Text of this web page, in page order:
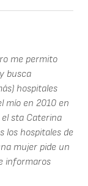
me permito
busca
hospitales
mío en 2010 en
sta Caterina
los hospitales de
mujer pide un
informaros